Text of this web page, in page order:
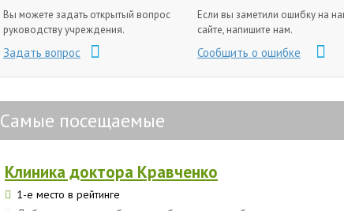
Вы можете задать открытый вопрос
руководству учреждения.
Задать вопрос
Если вы заметили ошибку на
сайте, напишите нам.
Сообщить о ошибке
Самые посещаемые
Клиника доктора Кравченко
1-е место в рейтинге